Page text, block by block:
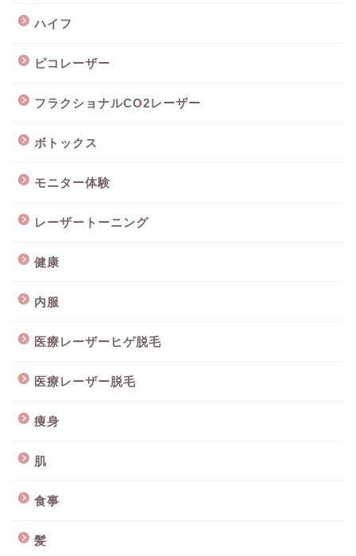
ハイフ
ピコレーザー
フラクショナルCO2レーザー
ボトックス
モニター体験
レーザートーニング
健康
内服
医療レーザーヒゲ脱毛
医療レーザー脱毛
痩身
肌
食事
髪